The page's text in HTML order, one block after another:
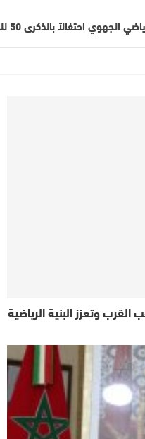
بالذكرى 50 للمسيرة الخضراء
وتعزز البنية الرياضية